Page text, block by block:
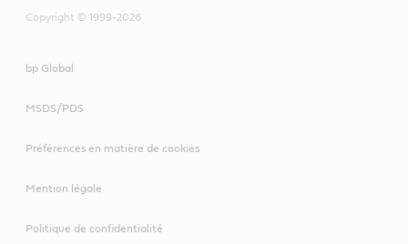
Copyright © 1999-2026
bp Global
MSDS/PDS
Préférences en matière de cookies
Mention légale
Politique de confidentialité